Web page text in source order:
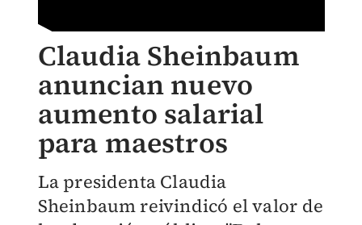
Claudia Sheinbaum
anuncian nuevo
aumento salarial
para maestros
La presidenta Claudia
Sheinbaum reivindicó el valor de